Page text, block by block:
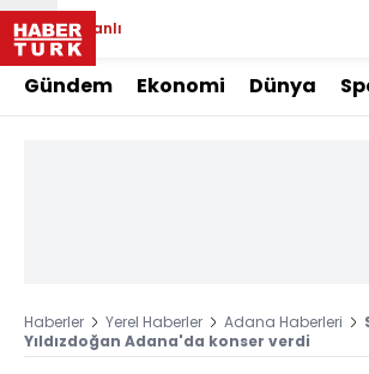
Canlı
Gündem Ekonomi Dünya
Haberler Yerel Haberler Adana Haberleri
Yıldızdoğan Adana'da konser verdi